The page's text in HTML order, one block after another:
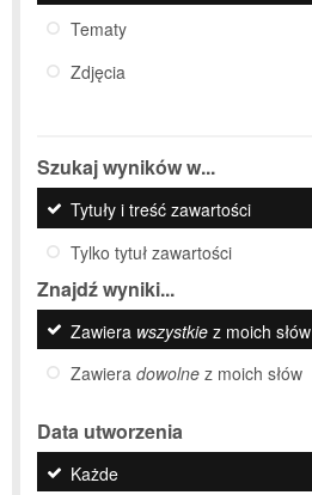
Tematy
Zdjęcia
Szukaj wyników w...
Tytuły i treść zawartości
Tylko tytuł zawartości
Znajdź wyniki...
Zawiera wszystkie z moich słów
Zawiera dowolne z moich słów
Data utworzenia
Każde